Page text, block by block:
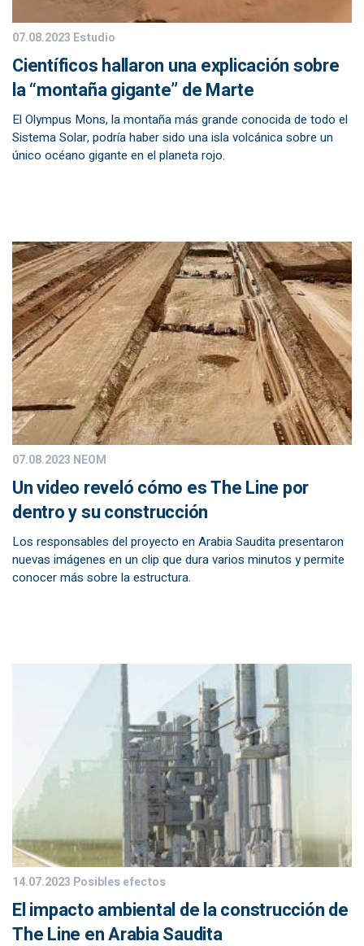
07.08.2023 Estudio
Científicos hallaron una explicación sobre
la “montaña gigante” de Marte
El Olympus Mons, la montaña más grande conocida de todo el
Sistema Solar, podría haber sido una isla volcánica sobre un
único océano gigante en el planeta rojo.
07.08.2023 NEOM
Un video reveló cómo es The Line por
dentro y su construcción
Los responsables del proyecto en Arabia Saudita presentaron
nuevas imágenes en un clip que dura varios minutos y permite
conocer más sobre la estructura.
14.07.2023 Posibles efectos
El impacto ambiental de la construcción de
The Line en Arabia Saudita